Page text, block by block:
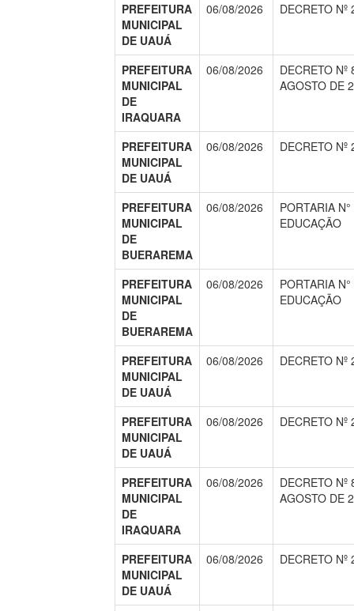
PREFEITURA
MUNICIPAL
DE UAUÁ
06/08/2026 DECRETO
PREFEITURA
MUNICIPAL
DE
IRAQUARA
06/08/2026
DECRETO Nº
AGOSTO DE
PREFEITURA
MUNICIPAL
DE UAUÁ
06/08/2026 DECRETO
PREFEITURA
MUNICIPAL
DE
BUERAREMA
06/08/2026
PORTARIA
EDUCAÇÃO
PREFEITURA
MUNICIPAL
DE
BUERAREMA
06/08/2026
PORTARIA
EDUCAÇÃO
PREFEITURA
MUNICIPAL
DE UAUÁ
06/08/2026 DECRETO
PREFEITURA
MUNICIPAL
DE UAUÁ
06/08/2026 DECRETO
PREFEITURA
MUNICIPAL
DE
IRAQUARA
06/08/2026
DECRETO Nº
AGOSTO DE
PREFEITURA
MUNICIPAL
DE UAUÁ
06/08/2026 DECRETO